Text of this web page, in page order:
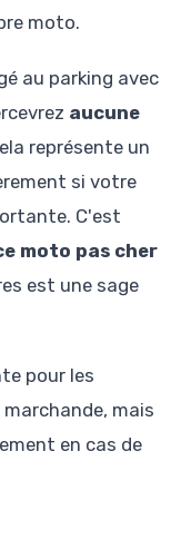
moto.
au parking avec
aucune
représente un
si votre
C'est
moto pas cher
est une sage
pour les
mais
en cas de